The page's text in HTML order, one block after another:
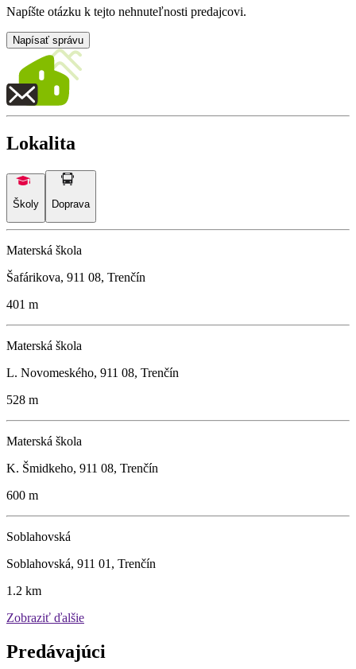
Napíšte otázku k tejto nehnuteľnosti predajcovi.
Napísať správu
Lokalita
Školy Doprava
Materská škola
Šafárikova, 911 08, Trenčín
401 m
Materská škola
L. Novomeského, 911 08, Trenčín
528 m
Materská škola
K. Šmidkeho, 911 08, Trenčín
600 m
Soblahovská
Soblahovská, 911 01, Trenčín
1.2 km
Zobraziť ďalšie
Predávajúci